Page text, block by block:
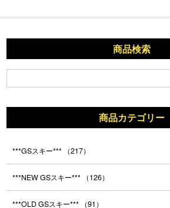
商品検索
商品カテゴリー
***GSスキー*** （217）
***NEW GSスキー*** （126）
***OLD GSスキー*** （91）